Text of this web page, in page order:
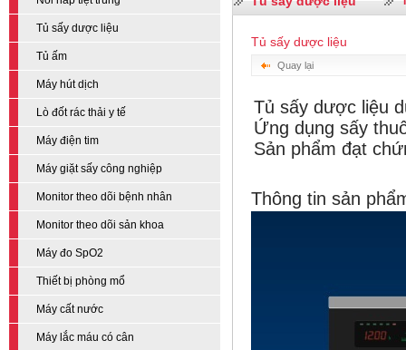
Tủ sấy dược liệu
Tủ ấm
Máy hút dịch
Lò đốt rác thải y tế
Máy điện tim
Máy giặt sấy công nghiệp
Monitor theo dõi bệnh nhân
Monitor theo dõi sản khoa
Máy đo SpO2
Thiết bị phòng mổ
Máy cất nước
Máy lắc máu có cân
Tủ sấy dược liệu
Quay lại
Tủ sấy dược liệu
Ứng dụng sấy
Sản phẩm đạt
Thông tin sản